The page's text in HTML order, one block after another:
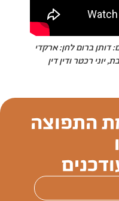
דותן ברום לחן: ארקדי
יוני רכטר ודין דין
התפוצה